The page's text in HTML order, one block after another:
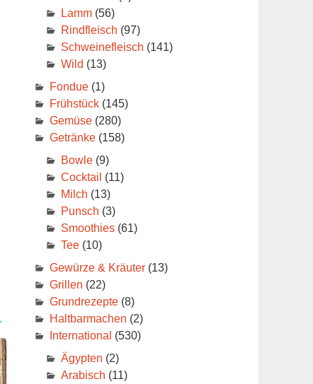
Lamm(56)
Rindfleisch (97)
Schweinefleisch (141)
Wild (13)
Fondue(1)
Frühstück(145)
Gemüse(280)
Getränke(158)
Bowle(9)
Cocktail (11)
Milch (13)
Punsch (3)
Smoothies(61)
Tee(10)
Gewürze & Kräuter(13)
Grillen (22)
Grundrezepte(8)
Haltbarmachen (2)
International (530)
Ägypten (2)
Arabisch (11)